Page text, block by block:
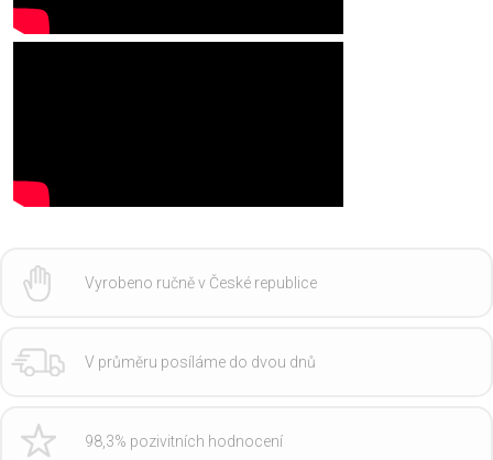
Vyrobeno ručně v České republice
V průměru posíláme do dvou dnů
98,3% pozivitních hodnocení